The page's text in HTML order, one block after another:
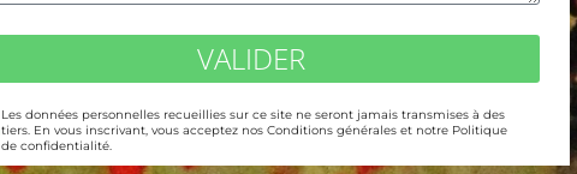
VALIDER
Les données personnelles recueillies sur ce site ne seront jamais transmises à des
tiers. En vous inscrivant, vous acceptez nos Conditions générales et notre Politique
de confidentialité.